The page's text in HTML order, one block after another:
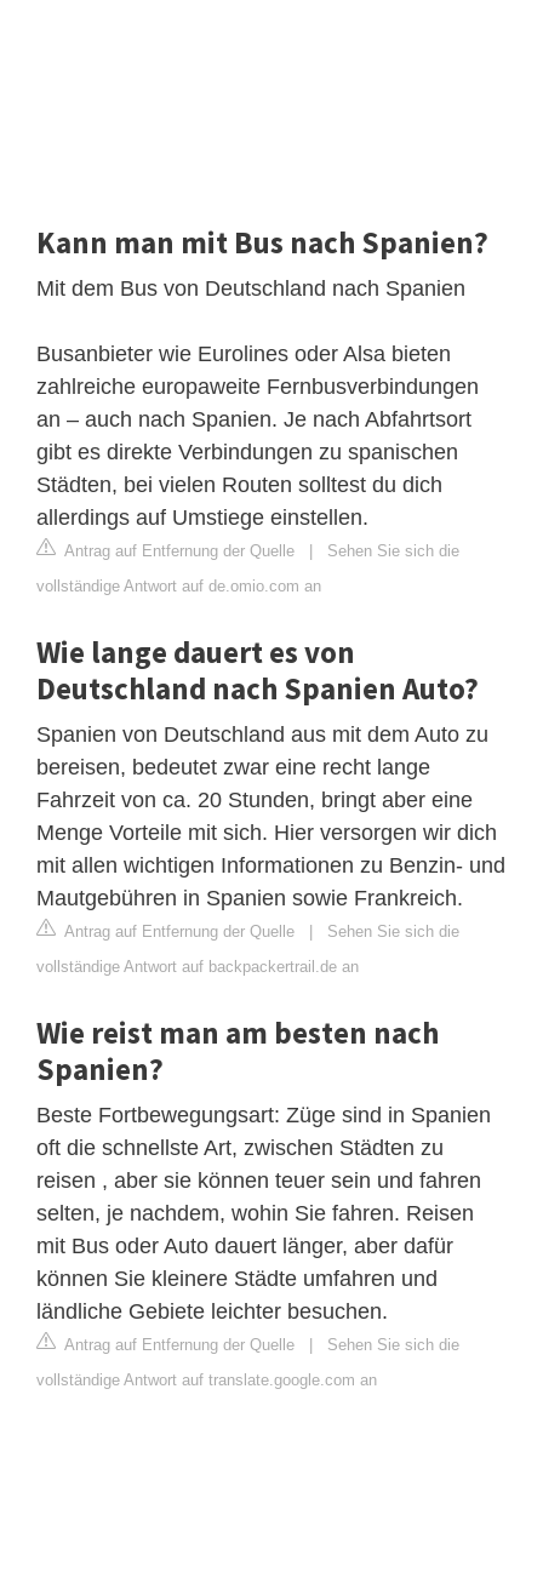
Kann man mit Bus nach Spanien?
Mit dem Bus von Deutschland nach Spanien
Busanbieter wie Eurolines oder Alsa bieten
zahlreiche europaweite Fernbusverbindungen
an – auch nach Spanien. Je nach Abfahrtsort
gibt es direkte Verbindungen zu spanischen
Städten, bei vielen Routen solltest du dich
allerdings auf Umstiege einstellen.
Antrag auf Entfernung der Quelle | Sehen Sie sich die
vollständige Antwort auf de.omio.com an
Wie lange dauert es von
Deutschland nach Spanien Auto?
Spanien von Deutschland aus mit dem Auto zu
bereisen, bedeutet zwar eine recht lange
Fahrzeit von ca. 20 Stunden, bringt aber eine
Menge Vorteile mit sich. Hier versorgen wir dich
mit allen wichtigen Informationen zu Benzin- und
Mautgebühren in Spanien sowie Frankreich.
Antrag auf Entfernung der Quelle | Sehen Sie sich die
vollständige Antwort auf backpackertrail.de an
Wie reist man am besten nach
Spanien?
Beste Fortbewegungsart: Züge sind in Spanien
oft die schnellste Art, zwischen Städten zu
reisen , aber sie können teuer sein und fahren
selten, je nachdem, wohin Sie fahren. Reisen
mit Bus oder Auto dauert länger, aber dafür
können Sie kleinere Städte umfahren und
ländliche Gebiete leichter besuchen.
Antrag auf Entfernung der Quelle | Sehen Sie sich die
vollständige Antwort auf translate.google.com an